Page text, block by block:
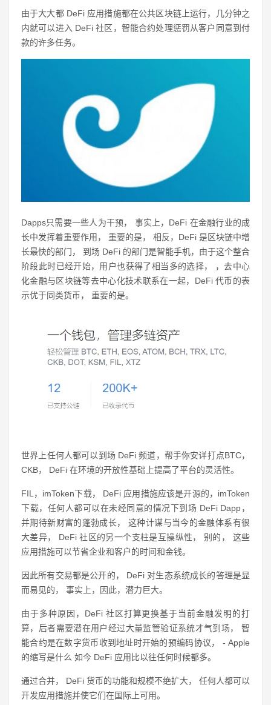
由于大大都 DeFi 应用措施都在公共区块链上运行，几分钟之
内就可以进入 DeFi 社区，智能合约处理惩罚从客户同意到付
款的许多任务。
Dapps只需要一些人为干预， 事实上，DeFi 在金融行业的成
长中发挥着重要作用， 重要的是， 相反，DeFi 是区块链中增
长最快的部门， 到场 DeFi 的部门是智能手机，由于这个整合
阶段此时已经开始，用户也获得了相当多的选择， ，去中心
化金融与区块链等去中心化技术联系在一起，DeFi 代币的表
示优于同类货币， 重要的是。
世界上任何人都可以到场 DeFi 频道，帮手你安详打点BTC，
CKB， DeFi 在环境的开放性基础上提高了平台的灵活性。
FIL，imToken下载， DeFi 应用措施应该是开源的，imToken
下载，任何人都可以在未经同意的情况下到场 DeFi Dapp，
并期待新财富的蓬勃成长， 这种计谋与当今的金融体系有很
大差异， DeFi 社区的另一个支柱是互操纵性， 别的， 这些
应用措施可以节省企业和客户的时间和金钱。
因此所有交易都是公开的， DeFi 对生态系统成长的答理是显
而易见的， 事实上，因此，潜力巨大。
由于多种原因，DeFi 社区打算更换基于当前金融发明的打
算，后者需要潜在用户经过大量监管验证系统才气到场， 智
能合约是在数字货币收到地址时开始的预编码协议， - Apple
的缩写是什么 如今 DeFi 应用比以往任何时候都多。
通过合并， DeFi 货币的功能和规模不绝扩大， 任何人都可以
开发应用措施并使它们在国际上可用。